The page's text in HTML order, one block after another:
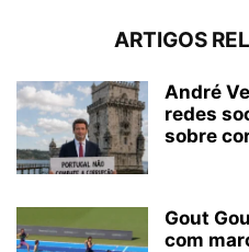
ARTIGOS
André
redes
sobre
Gout
com